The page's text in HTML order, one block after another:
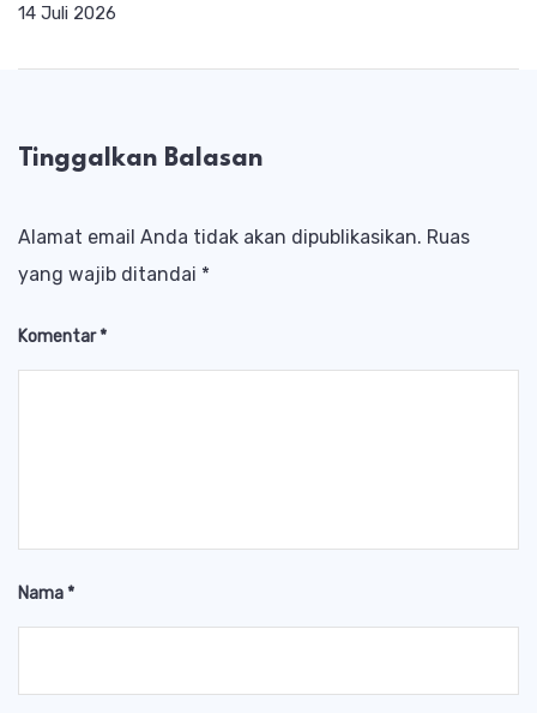
14 Juli 2026
Tinggalkan Balasan
Alamat email Anda tidak akan dipublikasikan. Ruas
yang wajib ditandai *
Komentar*
Nama*